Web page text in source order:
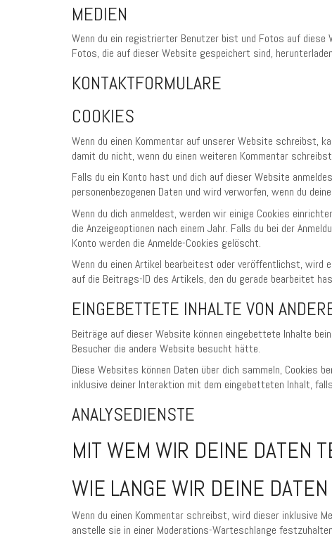
MEDIEN
Wenn du ein registrierter Benutzer bist und Fotos auf diese
Fotos, die auf dieser Website gespeichert sind,
KONTAKTFORMULARE
COOKIES
Wenn du einen Kommentar auf unserer Website schreibst,
damit du nicht, wenn du einen weiteren Kommentar
Falls du ein Konto hast und dich auf dieser Website
personenbezogenen Daten und wird verworfen, wenn du
Wenn du dich anmeldest, werden wir einige Cookies
die Anzeigeoptionen nach einem Jahr. Falls du bei der
Konto werden die Anmelde-Cookies gelöscht.
Wenn du einen Artikel bearbeitest oder veröffentlichst, wird
auf die Beitrags-ID des Artikels, den du gerade bearbeitet
EINGEBETTETE INHALTE VON
Beiträge auf dieser Website können eingebettete Inhalte
Besucher die andere Website besucht hätte.
Diese Websites können Daten über dich sammeln, Cookies
inklusive deiner Interaktion mit dem eingebetteten Inhalt,
ANALYSEDIENSTE
MIT WEM WIR DEINE DATEN
WIE LANGE WIR DEINE
Wenn du einen Kommentar schreibst, wird dieser inklusive
anstelle sie in einer Moderations-Warteschlange